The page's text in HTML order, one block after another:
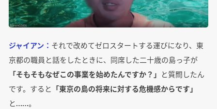
ジャイアン： それで改めてゼロスタートする運びになり、東
京都の職員と話をしたときに、同席した二十歳の島っ子が
「そもそもなぜこの事業を始めたんですか？」 と質問したん
です。すると 「東京の島の将来に対する危機感からです」
と……。